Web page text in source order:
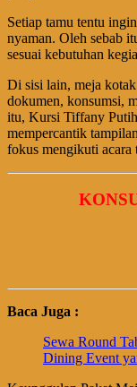
Setiap tamu tentu
nyaman. Oleh sebab
sesuai kebutuhan
Di sisi lain, meja
dokumen, konsumsi,
itu, Kursi Tiffany
mempercantik
fokus mengikuti acara
Baca Juga :
Sewa Round
Dining Event